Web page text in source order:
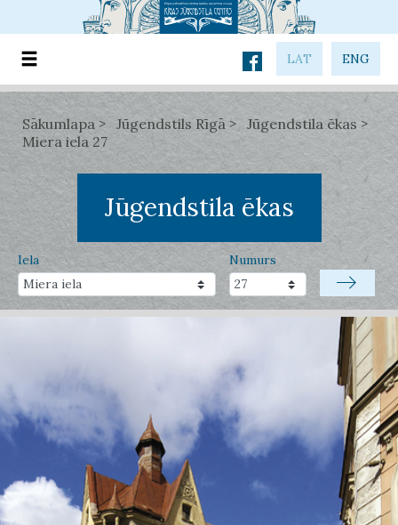
LAT ENG
Sākumlapa Jūgendstils Rīgā
Jūgendstila ēkas
Miera iela 27
Jūgendstila ēkas
Iela Numurs